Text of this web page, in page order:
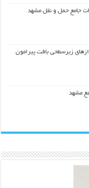
جامع حمل و نقل مشهد
زیرسطحی بافت پیرامون
مشهد